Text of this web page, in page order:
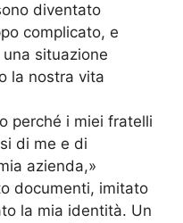
diventato
complicato, e
situazione
la nostra vita
perché i miei fratelli
di me e di
azienda,»
documenti, imitato
la mia identità. Un